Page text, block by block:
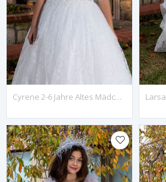
Cyrene 2-6 Jahre Altes Mädchenkleid 20064 Off White